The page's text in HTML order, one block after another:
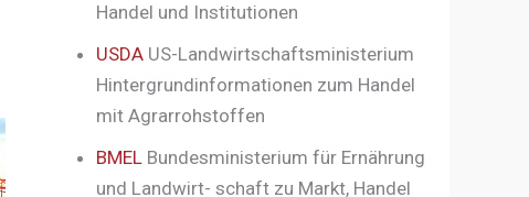
Handel und Institutionen
USDA US-Landwirtschaftsministerium
Hintergrundinformationen zum Handel
mit Agrarrohstoffen
BMEL Bundesministerium für Ernährung
und Landwirt- schaft zu Markt, Handel